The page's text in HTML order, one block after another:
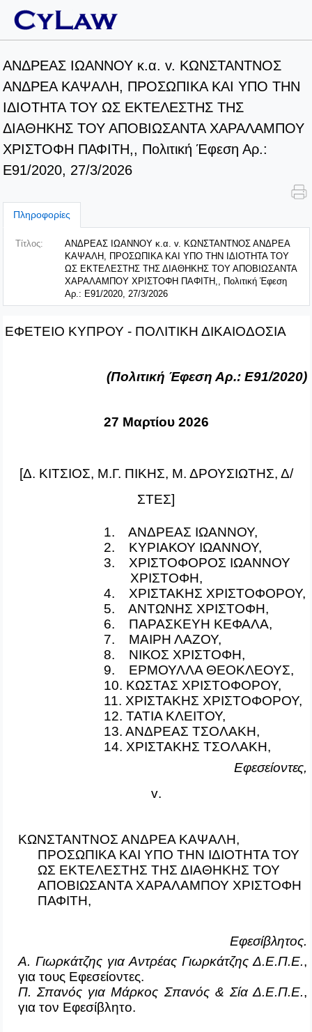
ΑΝΔΡΕΑΣ ΙΩΑΝΝΟΥ κ.α. v. ΚΩΝΣΤΑΝΤΝΟΣ
ΑΝΔΡΕΑ ΚΑΨΑΛΗ, ΠΡΟΣΩΠΙΚΑ ΚΑΙ ΥΠΟ ΤΗΝ
ΙΔΙΟΤΗΤΑ ΤΟΥ ΩΣ ΕΚΤΕΛΕΣΤΗΣ ΤΗΣ
ΔΙΑΘΗΚΗΣ ΤΟΥ ΑΠΟΒΙΩΣΑΝΤΑ ΧΑΡΑΛΑΜΠΟΥ
ΧΡΙΣΤΟΦΗ ΠΑΦΙΤΗ,, Πολιτική Έφεση Αρ.:
Ε91/2020, 27/3/2026
Πληροφορίες
Τίτλος:
ΑΝΔΡΕΑΣ ΙΩΑΝΝΟΥ κ.α. v. ΚΩΝΣΤΑΝΤΝΟΣ ΑΝΔΡΕΑ
ΚΑΨΑΛΗ, ΠΡΟΣΩΠΙΚΑ ΚΑΙ ΥΠΟ ΤΗΝ ΙΔΙΟΤΗΤΑ ΤΟΥ
ΩΣ ΕΚΤΕΛΕΣΤΗΣ ΤΗΣ ΔΙΑΘΗΚΗΣ ΤΟΥ ΑΠΟΒΙΩΣΑΝΤΑ
ΧΑΡΑΛΑΜΠΟΥ ΧΡΙΣΤΟΦΗ ΠΑΦΙΤΗ,, Πολιτική Έφεση
Αρ.: Ε91/2020, 27/3/2026
ΕΦΕΤΕΙΟ ΚΥΠΡΟΥ ‑ ΠΟΛΙΤΙΚΗ ΔΙΚΑΙΟΔΟΣΙΑ
(Πολιτική Έφεση Αρ.: Ε91/2020)
27 Μαρτίου 2026
[Δ. ΚΙΤΣΙΟΣ, Μ.Γ. ΠΙΚΗΣ, Μ. ΔΡΟΥΣΙΩΤΗΣ, Δ/
ΣΤΕΣ]
1. ΑΝΔΡΕΑΣ ΙΩΑΝΝΟΥ,
2. ΚΥΡΙΑΚΟΥ ΙΩΑΝΝΟΥ,
3. ΧΡΙΣΤΟΦΟΡΟΣ ΙΩΑΝΝΟΥ
ΧΡΙΣΤΟΦΗ,
4. ΧΡΙΣΤΑΚΗΣ ΧΡΙΣΤΟΦΟΡΟΥ,
5. ΑΝΤΩΝΗΣ ΧΡΙΣΤΟΦΗ,
6. ΠΑΡΑΣΚΕΥΗ ΚΕΦΑΛΑ,
7. ΜΑΙΡΗ ΛΑΖΟΥ,
8. ΝΙΚΟΣ ΧΡΙΣΤΟΦΗ,
9. ΕΡΜΟΥΛΛΑ ΘΕΟΚΛΕΟΥΣ,
10. ΚΩΣΤΑΣ ΧΡΙΣΤΟΦΟΡΟΥ,
11. ΧΡΙΣΤΑΚΗΣ ΧΡΙΣΤΟΦΟΡΟΥ,
12. ΤΑΤΙΑ ΚΛΕΙΤΟΥ,
13. ΑΝΔΡΕΑΣ ΤΣΟΛΑΚΗ,
14. ΧΡΙΣΤΑΚΗΣ ΤΣΟΛΑΚΗ,
Εφεσείοντες,
v.
ΚΩΝΣΤΑΝΤΝΟΣ ΑΝΔΡΕΑ ΚΑΨΑΛΗ,
ΠΡΟΣΩΠΙΚΑ ΚΑΙ ΥΠΟ ΤΗΝ ΙΔΙΟΤΗΤΑ ΤΟΥ
ΩΣ ΕΚΤΕΛΕΣΤΗΣ ΤΗΣ ΔΙΑΘΗΚΗΣ ΤΟΥ
ΑΠΟΒΙΩΣΑΝΤΑ ΧΑΡΑΛΑΜΠΟΥ ΧΡΙΣΤΟΦΗ
ΠΑΦΙΤΗ,
Εφεσίβλητος.
Α. Γιωρκάτζης για Αντρέας Γιωρκάτζης Δ.Ε.Π.Ε.,
για τους Εφεσείοντες.
Π. Σπανός για Μάρκος Σπανός & Σία Δ.Ε.Π.Ε.,
για τον Εφεσίβλητο.